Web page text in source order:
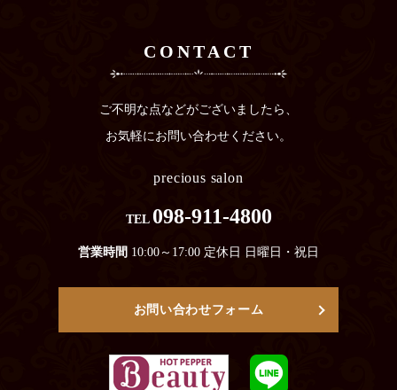
CONTACT
ご不明な点などがございましたら、
お気軽にお問い合わせください。
precious salon
TEL 098-911-4800
営業時間 10:00～17:00 定休日 日曜日・祝日
お問い合わせフォーム